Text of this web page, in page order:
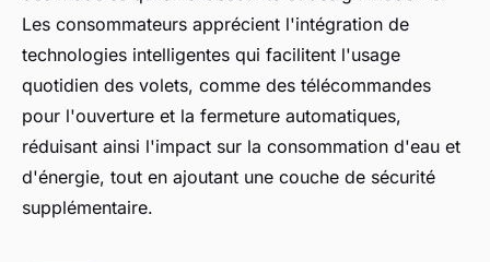
Les consommateurs apprécient l'intégration de
technologies intelligentes qui facilitent l'usage
quotidien des volets, comme des télécommandes
pour l'ouverture et la fermeture automatiques,
réduisant ainsi l'impact sur la consommation d'eau et
d'énergie, tout en ajoutant une couche de sécurité
supplémentaire.